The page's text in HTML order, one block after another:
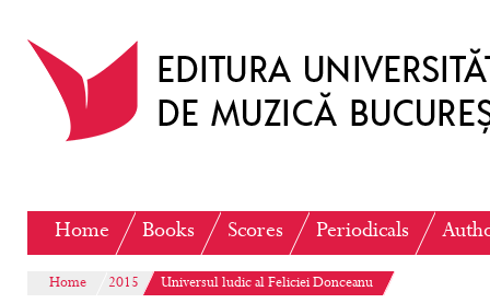
Home Books Scores Periodicals
Home 2015 Universul ludic al Feliciei Donceanu